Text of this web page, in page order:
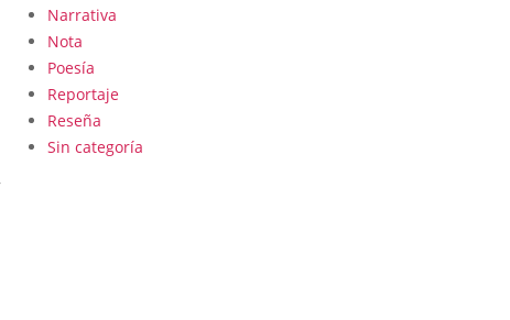
Narrativa
Nota
Poesía
Reportaje
Reseña
Sin categoría